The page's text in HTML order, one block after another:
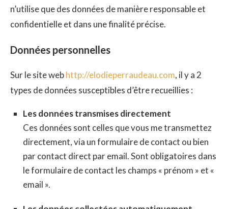
n’utilise que des données de manière responsable et
confidentielle et dans une finalité précise.
Données personnelles
Sur le site webhttp://elodieperraudeau.com, il y a 2
types de données susceptibles d’être recueillies :
Les données transmises directement
Ces données sont celles que vous me transmettez
directement, via un formulaire de contact ou bien
par contact direct par email. Sont obligatoires dans
le formulaire de contact les champs « prénom » et «
email ».